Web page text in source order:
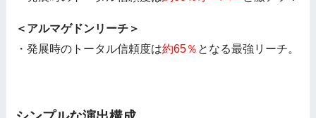
＜アルマゲドンリーチ＞
・発展時のトータル信頼度は約65％ となる最強リーチ。